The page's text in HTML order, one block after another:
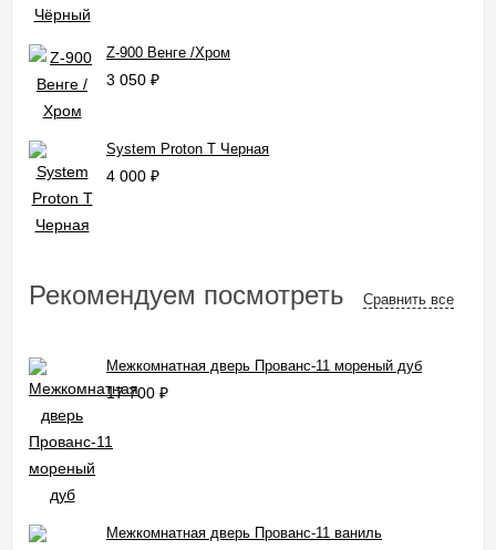
Z-900 Венге /Хром
3 050 ₽
System Proton T Черная
4 000 ₽
Рекомендуем посмотреть Сравнить все
Межкомнатная дверь Прованс-11 мореный дуб
17 700 ₽
Межкомнатная дверь Прованс-11 ваниль